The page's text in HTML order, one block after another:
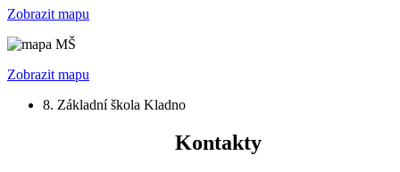
Zobrazit mapu
Zobrazit mapu
8. Základní škola Kladno
Kontakty